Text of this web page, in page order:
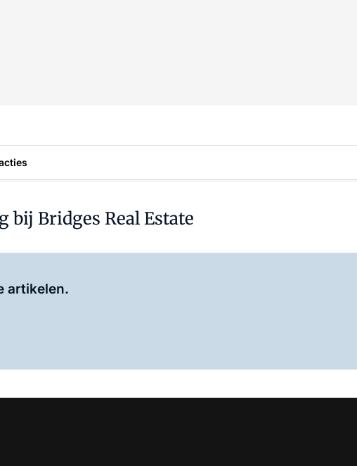
bij Bridges Real Estate
artikelen.